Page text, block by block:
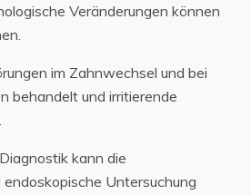
Veränderungen können
im Zahnwechsel und bei
behandelt und irritierende
kann die
Untersuchung